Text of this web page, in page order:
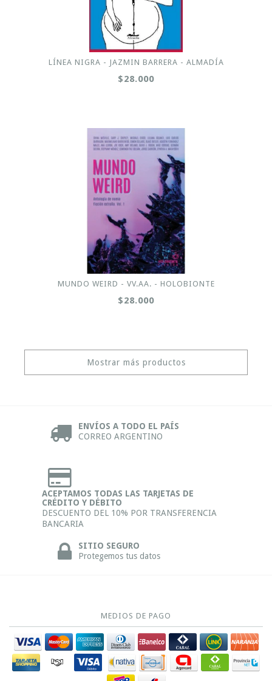
LÍNEA NIGRA - JAZMIN BARRERA - ALMADÍA
$28.000
MUNDO WEIRD - VV.AA. - HOLOBIONTE
$28.000
Mostrar más productos
ENVÍOS A TODO EL PAÍS
CORREO ARGENTINO
ACEPTAMOS TODAS LAS TARJETAS DE
CRÉDITO Y DÉBITO
DESCUENTO DEL 10% POR TRANSFERENCIA
BANCARIA
SITIO SEGURO
Protegemos tus datos
MEDIOS DE PAGO